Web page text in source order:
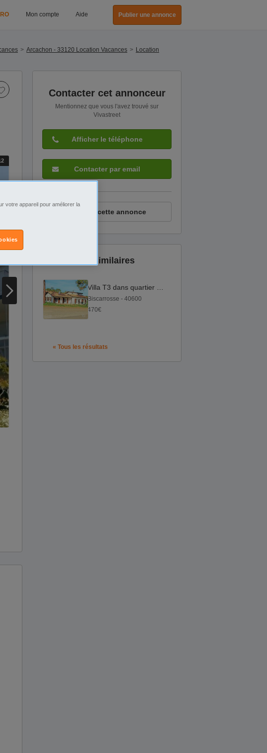
Mon compte Aide Publier une annonce
Arcachon - 33120 Location Vacances
Location
Contacter cet annonceur
Mentionnez que vous l'avez trouvé sur
Vivastreet
Afficher le téléphone
Contacter par email
Signaler cette annonce
Annonces similaires
Biscarrosse - 40600
470€
« Tous les résultats
votre appareil pour améliorer la